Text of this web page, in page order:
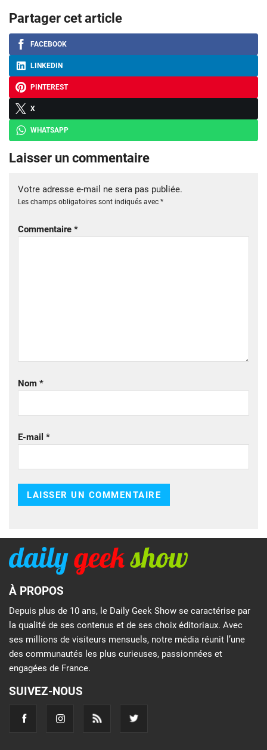
Partager cet article
FACEBOOK
LINKEDIN
PINTEREST
X
WHATSAPP
Laisser un commentaire
Votre adresse e-mail ne sera pas publiée.
Les champs obligatoires sont indiqués avec *
Commentaire *
Nom *
E-mail *
À PROPOS
Depuis plus de 10 ans, le Daily Geek Show se caractérise par
la qualité de ses contenus et de ses choix éditoriaux. Avec
ses millions de visiteurs mensuels, notre média réunit l’une
des communautés les plus curieuses, passionnées et
engagées de France.
SUIVEZ-NOUS